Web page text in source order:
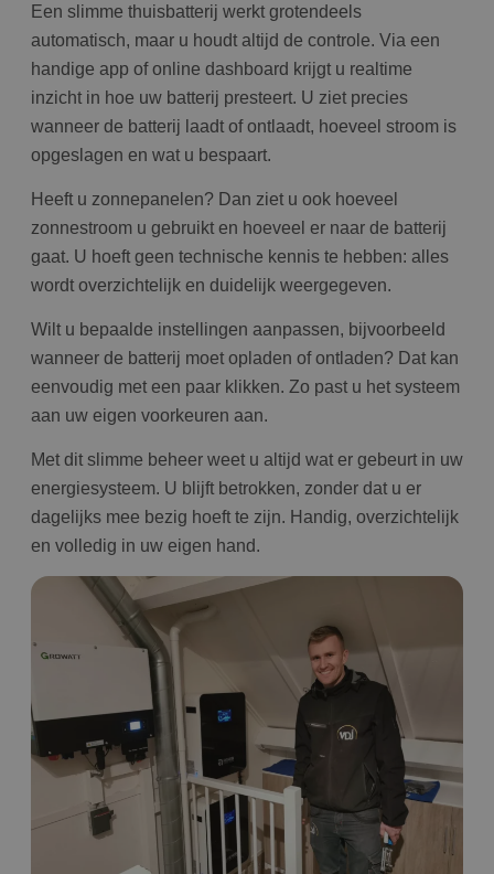
Een slimme thuisbatterij werkt grotendeels
automatisch, maar u houdt altijd de controle. Via een
handige app of online dashboard krijgt u realtime
inzicht in hoe uw batterij presteert. U ziet precies
wanneer de batterij laadt of ontlaadt, hoeveel stroom is
opgeslagen en wat u bespaart.
Heeft u zonnepanelen? Dan ziet u ook hoeveel
zonnestroom u gebruikt en hoeveel er naar de batterij
gaat. U hoeft geen technische kennis te hebben: alles
wordt overzichtelijk en duidelijk weergegeven.
Wilt u bepaalde instellingen aanpassen, bijvoorbeeld
wanneer de batterij moet opladen of ontladen? Dat kan
eenvoudig met een paar klikken. Zo past u het systeem
aan uw eigen voorkeuren aan.
Met dit slimme beheer weet u altijd wat er gebeurt in uw
energiesysteem. U blijft betrokken, zonder dat u er
dagelijks mee bezig hoeft te zijn. Handig, overzichtelijk
en volledig in uw eigen hand.